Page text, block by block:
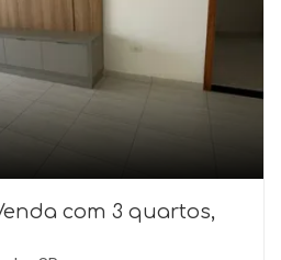
com 3 quartos,